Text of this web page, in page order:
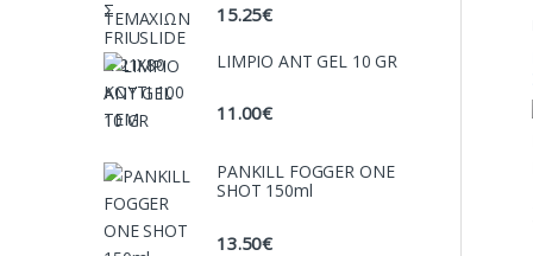
15.25€
LIMPIO ANT GEL 10 GR
11.00€
PANKILL FOGGER ONE
SHOT 150ml
13.50€